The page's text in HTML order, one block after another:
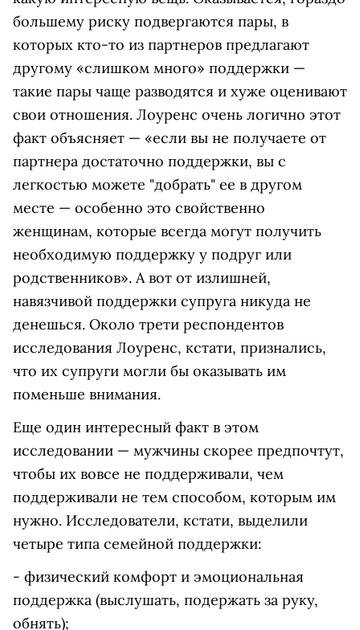
большему риску подвергаются пары, в
которых кто-то из партнеров предлагают
другому «слишком много» поддержки —
такие пары чаще разводятся и хуже оценивают
свои отношения. Лоуренс очень логично этот
факт объясняет — «если вы не получаете от
партнера достаточно поддержки, вы с
легкостью можете "добрать" ее в другом
месте — особенно это свойственно
женщинам, которые всегда могут получить
необходимую поддержку у подруг или
родственников». А вот от излишней,
навязчивой поддержки супруга никуда не
денешься. Около трети респондентов
исследования Лоуренс, кстати, признались,
что их супруги могли бы оказывать им
поменьше внимания.
Еще один интересный факт в этом
исследовании — мужчины скорее предпочтут,
чтобы их вовсе не поддерживали, чем
поддерживали не тем способом, которым им
нужно. Исследователи, кстати, выделили
четыре типа семейной поддержки:
- физический комфорт и эмоциональная
поддержка (выслушать, подержать за руку,
обнять);